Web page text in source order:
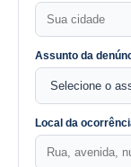
Assunto da
Local da